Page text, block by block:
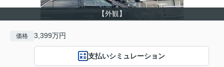
【外観】
価格 3,399万円
支払いシミュレーション